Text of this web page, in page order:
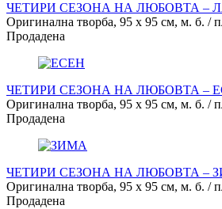
ЧЕТИРИ СЕЗОНА НА ЛЮБОВТА –
Оригинална творба, 95 х 95 см, м. б. /
Продадена
ЧЕТИРИ СЕЗОНА НА ЛЮБОВТА –
Оригинална творба, 95 х 95 см, м. б. /
Продадена
ЧЕТИРИ СЕЗОНА НА ЛЮБОВТА –
Оригинална творба, 95 х 95 см, м. б. /
Продадена